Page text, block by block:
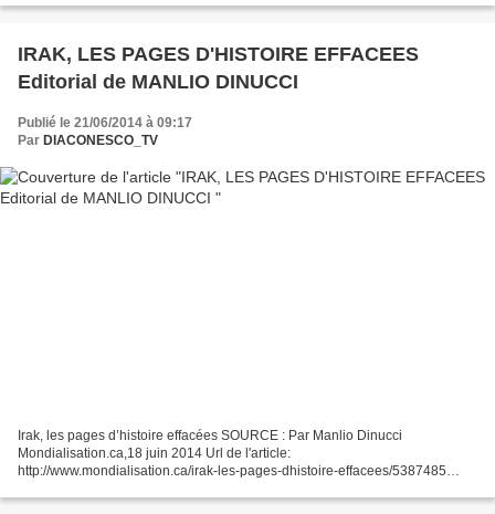
IRAK, LES PAGES D'HISTOIRE EFFACEES
Editorial de MANLIO DINUCCI
Publié le 21/06/2014 à 09:17
Par DIACONESCO_TV
Irak, les pages d’histoire effacées SOURCE : Par Manlio Dinucci
Mondialisation.ca,18 juin 2014 Url de l'article:
http://www.mondialisation.ca/irak-les-pages-dhistoire-effacees/5387485